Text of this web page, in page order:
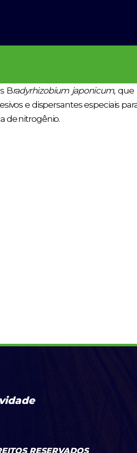
Bradyrhizobium japonicum, que
e dispersantes especiais
de nitrogênio.
RESERVADOS